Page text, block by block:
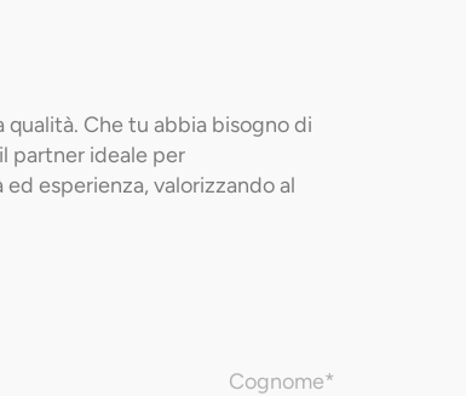
Che tu abbia bisogno di
partner ideale per
esperienza, valorizzando al